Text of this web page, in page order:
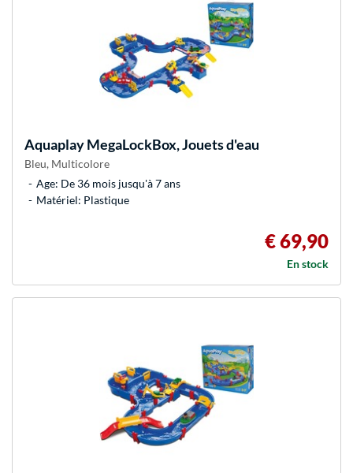
AquaplayMegaLockBox, Jouets d'eau
Bleu, Multicolore
Age: De 36 mois jusqu'à 7 ans
Matériel: Plastique
€ 69,90
En stock